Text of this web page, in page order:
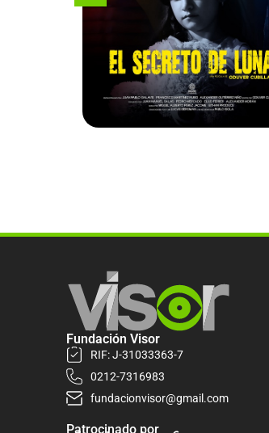
Fundación Visor
RIF: J-31033363-7
0212-7316983
fundacionvisor@gmail.com
Patrocinado por